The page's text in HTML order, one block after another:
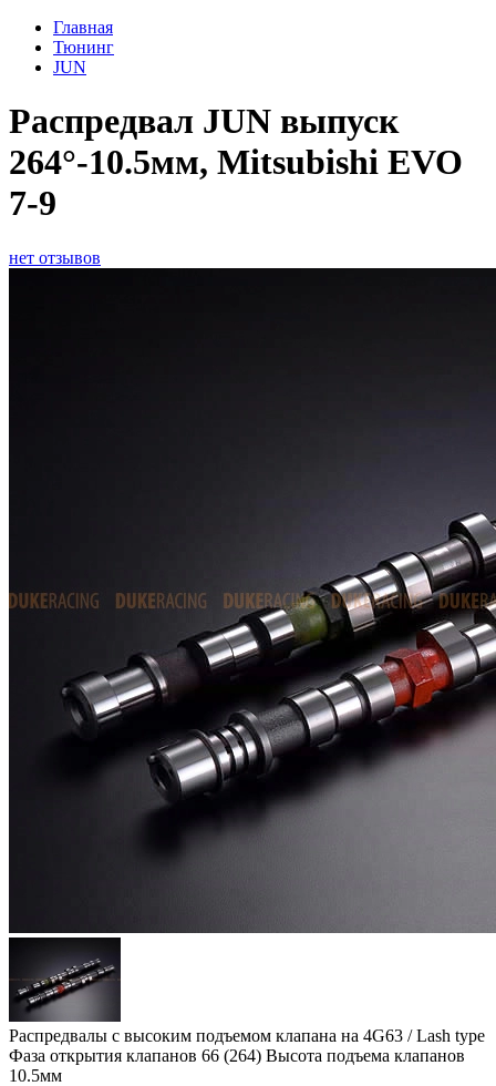
Главная
Тюнинг
JUN
Распредвал JUN выпуск
264°-10.5мм, Mitsubishi EVO
7-9
нет отзывов
Распредвалы с высоким подъемом клапана на 4G63 / Lash type
Фаза открытия клапанов 66 (264) Высота подъема клапанов
10.5мм